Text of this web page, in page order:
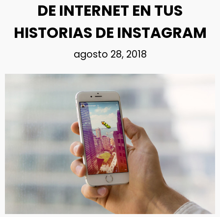
DE INTERNET EN TUS
HISTORIAS DE INSTAGRAM
agosto 28, 2018